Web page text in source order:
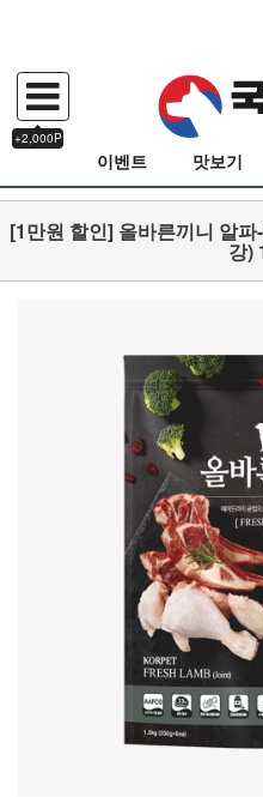
+2,000P
이벤트 맛보기
[1만원 할인] 올바른끼니 알
강)